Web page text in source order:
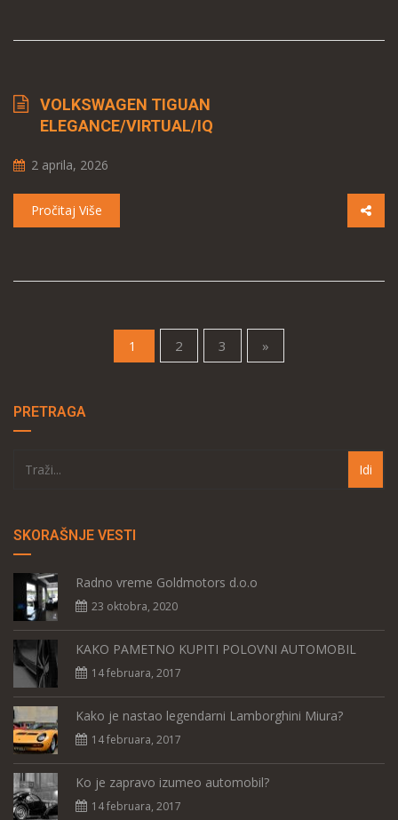
VOLKSWAGEN TIGUAN
ELEGANCE/VIRTUAL/IQ
2 aprila, 2026
Pročitaj Više
1 (current)
2 3 »
PRETRAGA
SKORAŠNJE VESTI
Radno vreme Goldmotors d.o.o
23 oktobra, 2020
KAKO PAMETNO KUPITI POLOVNI AUTOMOBIL
14 februara, 2017
Kako je nastao legendarni Lamborghini Miura?
14 februara, 2017
Ko je zapravo izumeo automobil?
14 februara, 2017